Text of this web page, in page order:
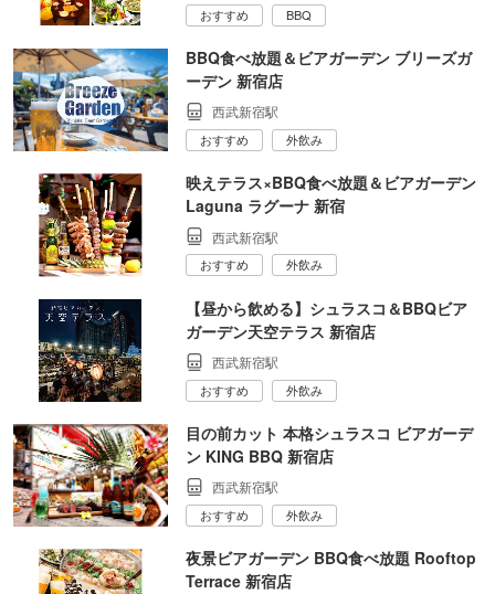
おすすめ BBQ
BBQ食べ放題＆ビアガーデン ブリーズガ
ーデン 新宿店
西武新宿駅
おすすめ 外飲み
映えテラス×BBQ食べ放題＆ビアガーデン
Laguna ラグーナ 新宿
西武新宿駅
おすすめ 外飲み
【昼から飲める】シュラスコ＆BBQビア
ガーデン天空テラス 新宿店
西武新宿駅
おすすめ 外飲み
目の前カット 本格シュラスコ ビアガーデ
ン KING BBQ 新宿店
西武新宿駅
おすすめ 外飲み
夜景ビアガーデン BBQ食べ放題 Rooftop
Terrace 新宿店